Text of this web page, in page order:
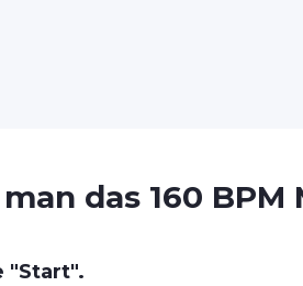
das 160 BPM
"Start".